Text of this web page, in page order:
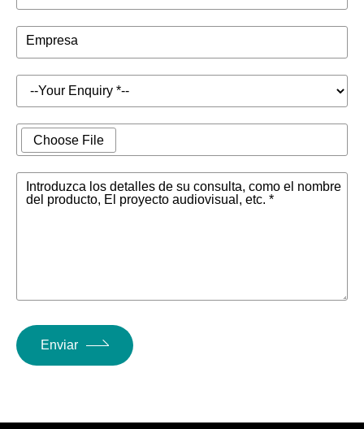
Empresa
Choose File
Introduzca los detalles de su consulta, como el nombre
del producto, El proyecto audiovisual, etc. *
Enviar